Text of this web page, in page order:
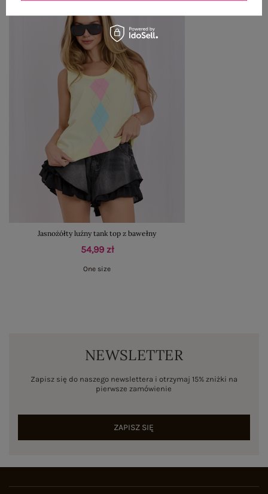
Jasnożółty luźny tank top z bawełny
54,99 zł
One size
NEWSLETTER
Zapisz się do naszego newslettera i otrzymaj 15% zniżki na
pierwsze zamówienie
ZAPISZ SIĘ